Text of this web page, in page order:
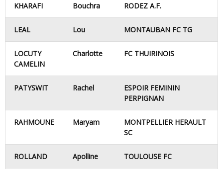
KHARAFI Bouchra RODEZ A.F.
LEAL Lou MONTAUBAN FC TG
LOCUTY
CAMELIN
Charlotte FC THUIRINOIS
PATYSWIT Rachel
ESPOIR FEMININ
PERPIGNAN
RAHMOUNE Maryam
MONTPELLIER HERAULT
SC
ROLLAND Apolline TOULOUSE FC